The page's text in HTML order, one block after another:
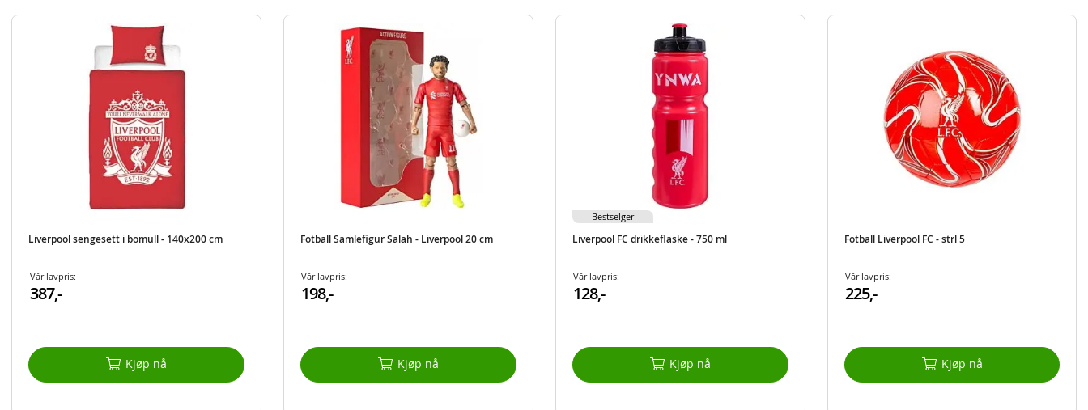
Liverpool sengesett i bomull - 140x200 cm
Vår lavpris:
387,-
Kjøp nå
Fotball Samlefigur Salah - Liverpool 20 cm
Vår lavpris:
198,-
Kjøp nå
Liverpool FC drikkeflaske - 750 ml
Vår lavpris:
128,-
Kjøp nå
Bestselger
Fotball Liverpool FC - strl 5
Vår lavpris:
225,-
Kjøp nå